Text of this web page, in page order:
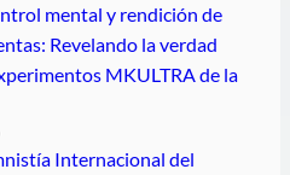
mental y rendición de
Revelando la verdad
MKULTRA de la
Internacional del